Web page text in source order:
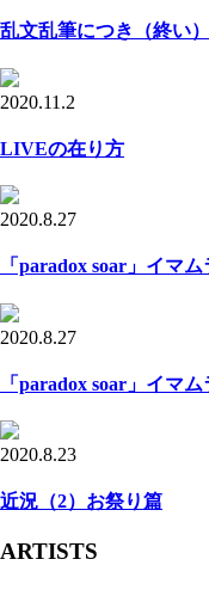
乱文乱筆につき（終い）
2020.11.2
LIVEの在り方
2020.8.27
「paradox soar」イマ
2020.8.27
「paradox soar」イマ
2020.8.23
近況（2）お祭り篇
ARTISTS